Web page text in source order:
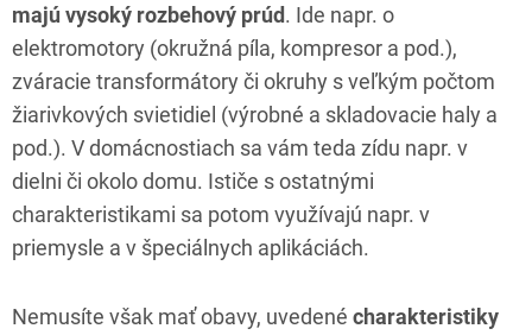
majú vysoký rozbehový prúd. Ide napr. o
elektromotory (okružná píla, kompresor a pod.),
zváracie transformátory či okruhy s veľkým počtom
žiarivkových svietidiel (výrobné a skladovacie haly a
pod.). V domácnostiach sa vám teda zídu napr. v
dielni či okolo domu. Ističe s ostatnými
charakteristikami sa potom využívajú napr. v
priemysle a v špeciálnych aplikáciách.
Nemusíte však mať obavy, uvedené charakteristiky